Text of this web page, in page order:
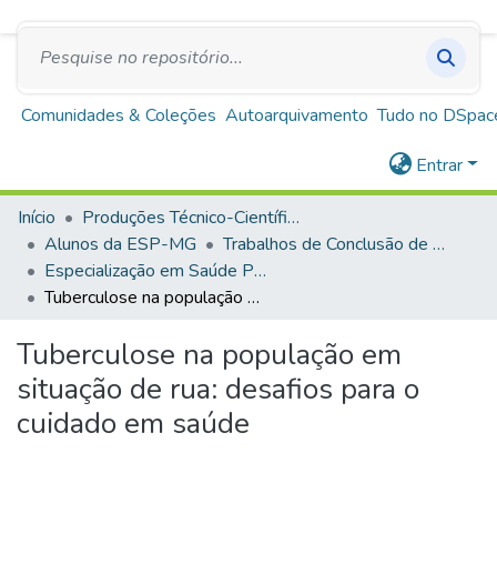
Repositório Institucional Escola de Saúde Pública
de Minas Gerais
Comunidades & Coleções Autoarquivamento Tudo no
Entrar
Início
Produções Técnico-Científicas
Alunos da ESP-MG
Trabalhos de Conclusão de Curso
Especialização em Saúde Pública
Tuberculose na população em situação de rua: desafios para o cuidado em saúde
Tuberculose na população em
situação de rua: desafios para o
cuidado em saúde